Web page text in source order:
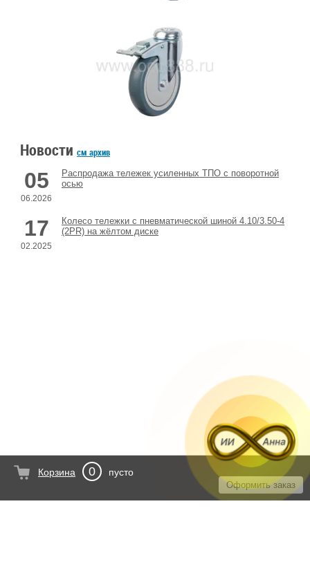
Оформить заказ
Корзина 0 пусто
Новости см архив
05
06.2026
Распродажа тележек усиленных ТПО с поворотной
осью
17
02.2025
Колесо тележки с пневматической шиной 4.10/3.50-4
(2PR) на жёлтом диске